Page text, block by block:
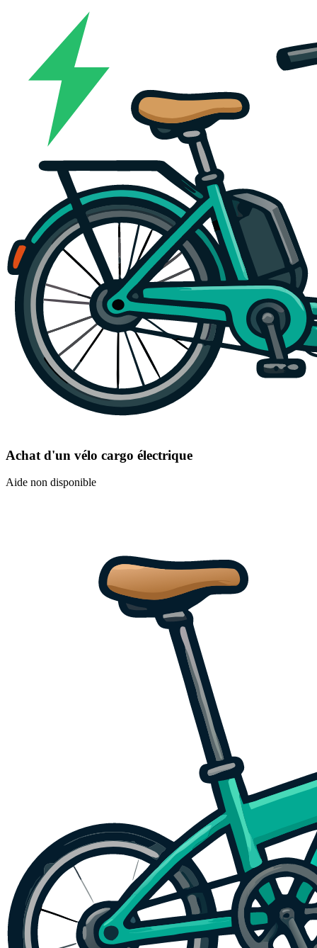
Achat d'un vélo cargo électrique
Aide non disponible